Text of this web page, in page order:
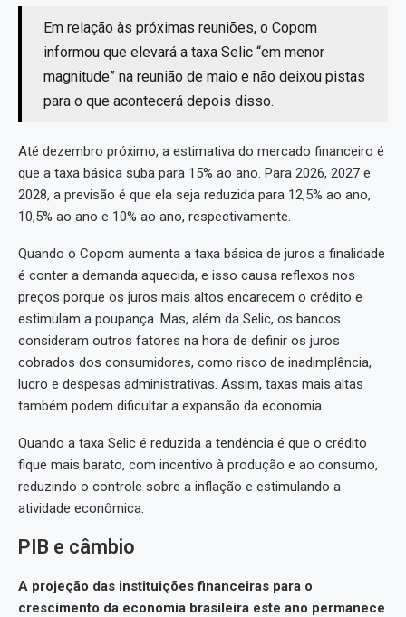
Em relação às próximas reuniões, o Copom
informou que elevará a taxa Selic “em menor
magnitude” na reunião de maio e não deixou pistas
para o que acontecerá depois disso.
Até dezembro próximo, a estimativa do mercado financeiro é
que a taxa básica suba para 15% ao ano. Para 2026, 2027 e
2028, a previsão é que ela seja reduzida para 12,5% ao ano,
10,5% ao ano e 10% ao ano, respectivamente.
Quando o Copom aumenta a taxa básica de juros a finalidade
é conter a demanda aquecida, e isso causa reflexos nos
preços porque os juros mais altos encarecem o crédito e
estimulam a poupança. Mas, além da Selic, os bancos
consideram outros fatores na hora de definir os juros
cobrados dos consumidores, como risco de inadimplência,
lucro e despesas administrativas. Assim, taxas mais altas
também podem dificultar a expansão da economia.
Quando a taxa Selic é reduzida a tendência é que o crédito
fique mais barato, com incentivo à produção e ao consumo,
reduzindo o controle sobre a inflação e estimulando a
atividade econômica.
PIB e câmbio
A projeção das instituições financeiras para o
crescimento da economia brasileira este ano permanece